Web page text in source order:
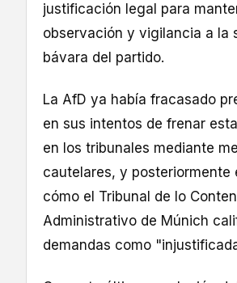
justificación legal para
observación y vigilancia a la
bávara del partido.
La AfD ya había fracasado
en sus intentos de frenar
en los tribunales mediante
cautelares, y posteriormente
cómo el Tribunal de lo
Administrativo de Múnich
demandas como